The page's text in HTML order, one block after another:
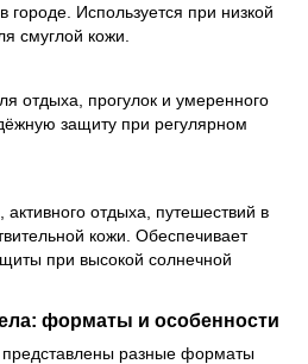
городе. Используется при низкой
смуглой кожи.
отдыха, прогулок и умеренного
защиту при регулярном
отдыха, путешествий в
кожи. Обеспечивает
при высокой солнечной
форматы и особенности
представлены разные форматы